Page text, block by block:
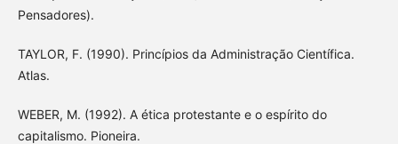
Pensadores).
TAYLOR, F. (1990). Princípios da Administração Científica.
Atlas.
WEBER, M. (1992). A ética protestante e o espírito do
capitalismo. Pioneira.